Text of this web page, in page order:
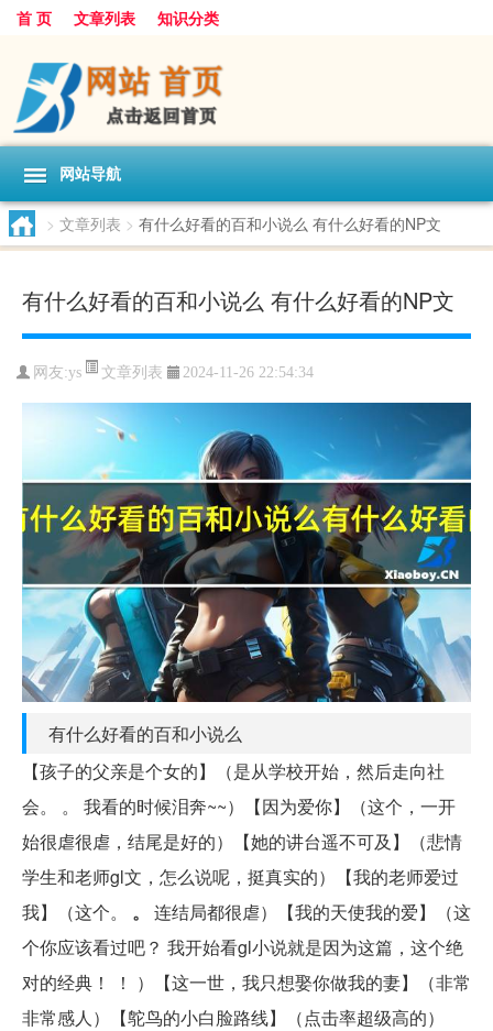
首 页 文章列表 知识分类
网站导航
> 文章列表 > 有什么好看的百和小说么 有什么好看的NP文
有什么好看的百和小说么 有什么好看的NP文
网友:ys 文章列表 2024-11-26 22:54:34
有什么好看的百和小说么
【孩子的父亲是个女的】（是从学校开始，然后走向社
会。 。 我看的时候泪奔~~）【因为爱你】（这个，一开
始很虐很虐，结尾是好的）【她的讲台遥不可及】（悲情
学生和老师gl文，怎么说呢，挺真实的）【我的老师爱过
我】（这个。 。
连结局都很虐）【我的天使我的爱】（这
个你应该看过吧？ 我开始看gl小说就是因为这篇，这个绝
对的经典！ ！ ）【这一世，我只想娶你做我的妻】（非常
非常感人）【鸵鸟的小白脸路线】（点击率超级高的）